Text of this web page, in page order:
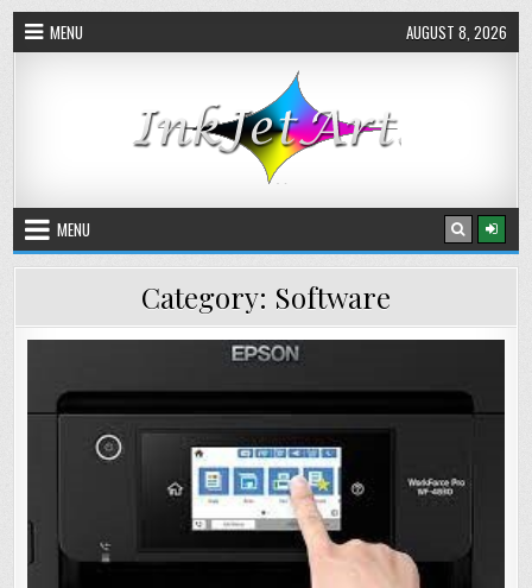
Skip
MENU AUGUST 8, 2026
MENU
Category: Software